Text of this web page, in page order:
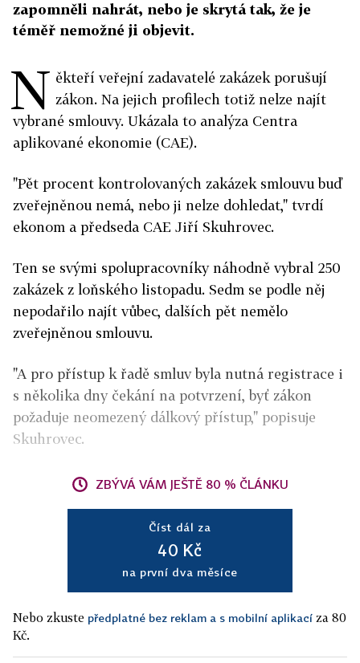
zapomněli nahrát, nebo je skrytá tak, že je
téměř nemožné ji objevit.
N ěkteří veřejní zadavatelé zakázek porušují
zákon. Na jejich profilech totiž nelze najít
vybrané smlouvy. Ukázala to analýza Centra
aplikované ekonomie (CAE).
"Pět procent kontrolovaných zakázek smlouvu buď
zveřejněnou nemá, nebo ji nelze dohledat," tvrdí
ekonom a předseda CAE Jiří Skuhrovec.
Ten se svými spolupracovníky náhodně vybral 250
zakázek z loňského listopadu. Sedm se podle něj
nepodařilo najít vůbec, dalších pět nemělo
zveřejněnou smlouvu.
"A pro přístup k řadě smluv byla nutná registrace i
s několika dny čekání na potvrzení, byť zákon
požaduje neomezený dálkový přístup," popisuje
Skuhrovec.
ZBÝVÁ VÁM JEŠTĚ 80 % ČLÁNKU
Číst dál za
40 Kč
na první dva měsíce
Nebo zkuste předplatné bez reklam a s mobilní aplikací za 80
Kč.